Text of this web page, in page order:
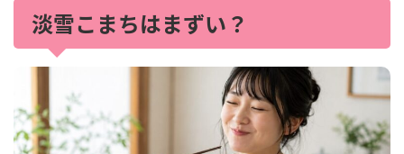
淡雪こまちはまずい？